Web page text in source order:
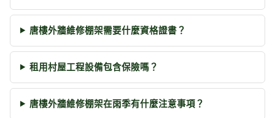
唐樓外牆維修棚架需要什麼資格證書？
租用村屋工程設備包含保險嗎？
唐樓外牆維修棚架在雨季有什麼注意事項？